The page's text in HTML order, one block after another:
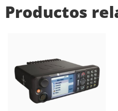
Productos